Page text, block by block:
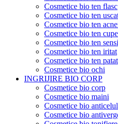
Cosmetice bio ten flasc
Cosmetice bio ten
Cosmetice bio ten
Cosmetice bio ten
Cosmetice bio ten
Cosmetice bio ten iritat
Cosmetice bio ten patat
Cosmetice bio ochi
INGRIJIRE BIO CORP
Cosmetice bio corp
Cosmetice bio maini
Cosmetice bio
Cosmetice bio